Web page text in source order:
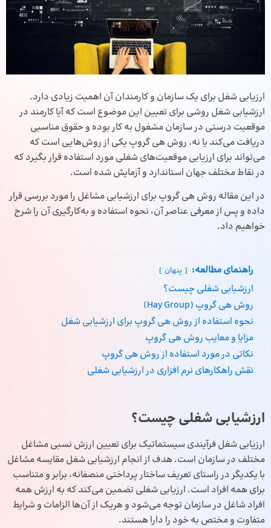
ارزیابی شغل برای یک سازمان و کارمندان آن اهمیت زیادی دارد.
ارزشیابی شغل روشی برای تعیین این موضوع است که آیا کارمند در
موقعیت درستی در سازمان مشغول به کار بوده و حقوق مناسبی
دریافت می‌کند یا نه. روش هی گروپ یکی از روش‌هایی است که
می‌تواند برای ارزیابی موقعیت‌های شغلی مورد استفاده قرار بگیرد که
در نقاط مختلف جهان استاندارد و آزمایش شده است.
در این مقاله روش هی گروپ برای ارزشیابی مشاغل را مورد بررسی قرار
داده و پس از معرفی عناصر آن، نحوه استفاده و به‌کارگیری آن را شرح
خواهیم داد.
راهنمای مطالعه: پنهان
ارزشیابی شغلی چیست؟
روش هی گروپ (Hay Group)
نحوه استفاده از روش هی گروپ برای ارزشیابی شغل
مزایا و معایب روش هی گروپ
نکاتی در مورد استفاده از روش هی گروپ
نقش راهکارهای نرم افزاری در ارزشیابی شغلی
ارزشیابی شغلی چیست؟
ارزیابی شغل فرآیندی سیستماتیک برای تعیین ارزش نسبی مشاغل
مختلف در سازمان است. هدف از انجام ارزشیابی شغل مقایسه مشاغل
با یکدیگر در راستای تعریف ساختار پرداختی منصفانه، برابر و متناسب
برای همه افراد است. ارزیابی شغلی تضمین می‌کند که به ارزش همه
افراد شاغل در سازمان توجه می‌شود و هریک از آن‌ها الزامات و شرایط
متفاوت و مختص به خود را دارا هستند.